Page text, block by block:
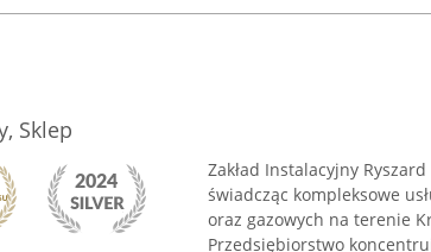
Sklep
Zakład Instalacyjny
świadcząc kompleksowe
oraz gazowych na terenie
Przedsiębiorstwo